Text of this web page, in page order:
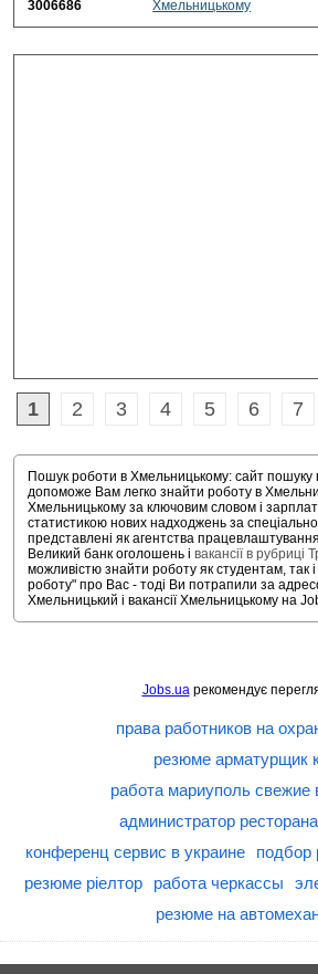
3006686
Хмельницькому
1 2 3 4 5 6 7
Пошук роботи в Хмельницькому: сайт пошуку
допоможе Вам легко знайти роботу в
Хмельницькому за ключовим словом і
статистикою нових надходжень за
представлені як агентства працевлаштування,
Великий банк оголошень і вакансії в рубриці
можливістю знайти роботу як студентам, так
роботу" про Вас - тоді Ви потрапили за
Хмельницький і вакансії Хмельницькому на
Jobs.uaрекомендує
права работников на
резюме арматурщик
работа мариуполь свежие
администратор
конференц сервис в украине
подбор
резюме ріелтор
работа черкассы
резюме на